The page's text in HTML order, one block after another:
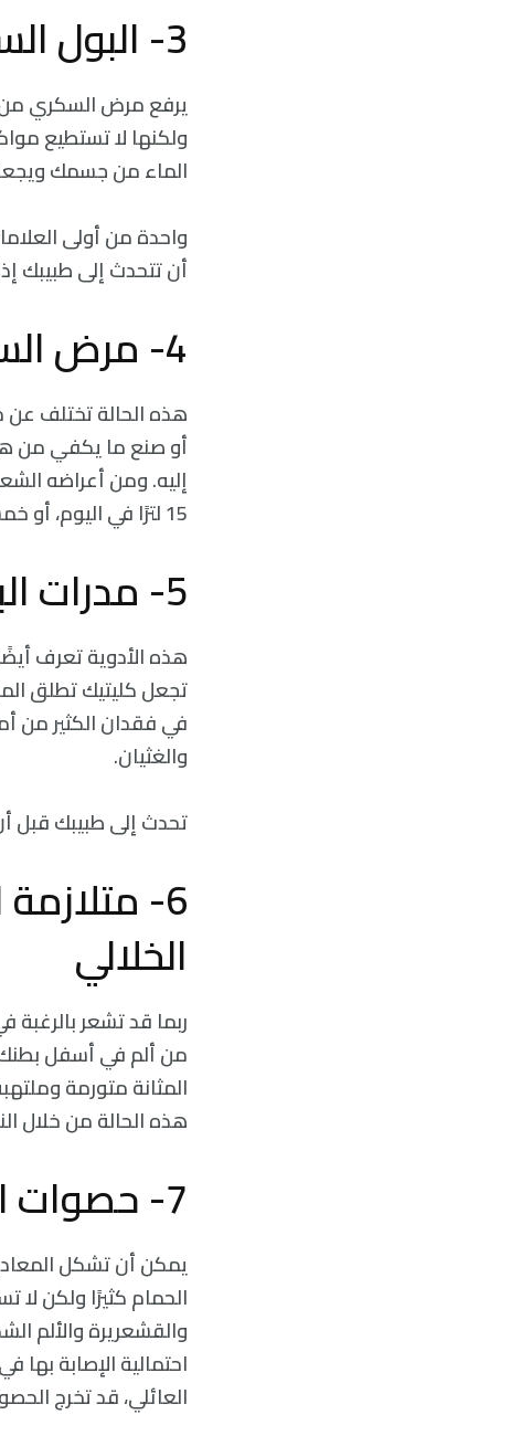
3- البول السكري
يرفع مرض السكري من
ولكنها لا تستطيع
الماء من جسمك
واحدة من أولى
أن تتحدث إلى طبيبك
4- مرض السكري الكاذب
هذه الحالة تختلف عن
أو صنع ما يكفي من
إليه. ومن أعراضه
15 لترًا في اليوم، أو خمسة أضعاف الطبيعي، يمكن لطبيبك مساعدتك في إدارته بالعلاج.
5- مدرات البول
هذه الأدوية تعرف
تجعل كليتيك تطلق
في فقدان الكثير من
والغثيان.
تحدث إلى طبيبك قبل
6-
الخلالي
ربما قد تشعر بالرغبة
من ألم في أسفل بطنك
المثانة متورمة
هذه الحالة من خلال
7- حصوات الكلى
يمكن أن تشكل
الحمام كثيرًا ولكن لا
والقشعريرة والألم
احتمالية الإصابة بها
العائلي، قد تخرج